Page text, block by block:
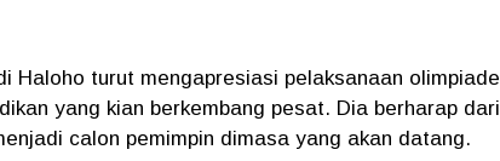
Haloho turut mengapresiasi pelaksanaan olimpiade
yang kian berkembang pesat. Dia berharap dari
calon pemimpin dimasa yang akan datang.